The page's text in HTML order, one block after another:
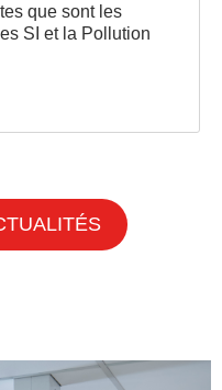
que sont les
SI et la Pollution